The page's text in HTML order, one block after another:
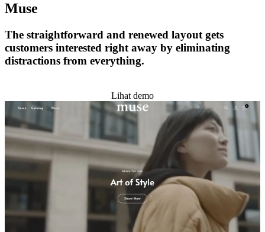
Muse
The straightforward and renewed layout gets
customers interested right away by eliminating
distractions from everything.
Lihat demo